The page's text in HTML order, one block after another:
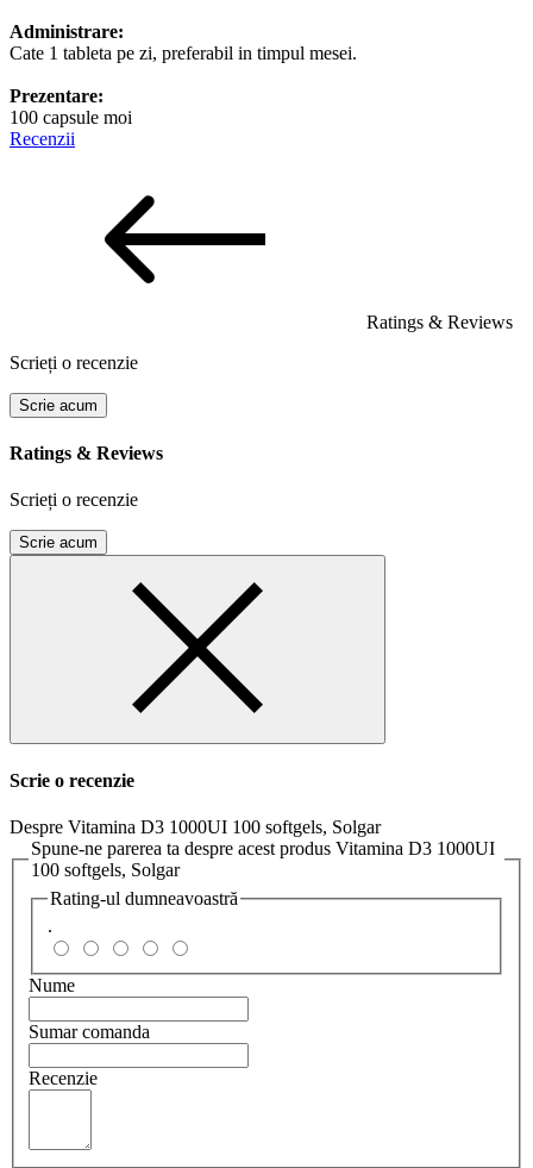
Administrare:
Cate 1 tableta pe zi, preferabil in timpul mesei.
Prezentare:
100 capsule moi
Recenzii
Ratings & Reviews
Scrieți o recenzie
Scrie acum
Ratings & Reviews
Scrieți o recenzie
Scrie acum
Scrie o recenzie
Despre Vitamina D3 1000UI 100 softgels, Solgar
Spune-ne parerea ta despre acest produs Vitamina D3 1000UI
100 softgels, Solgar
Rating-ul dumneavoastră
.
Nume
Sumar comanda
Recenzie